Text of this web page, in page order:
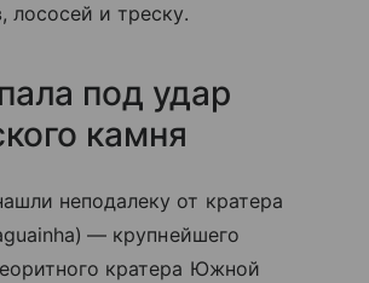
лососей и треску.
под удар
камня
неподалеку от кратера
— крупнейшего
кратера Южной